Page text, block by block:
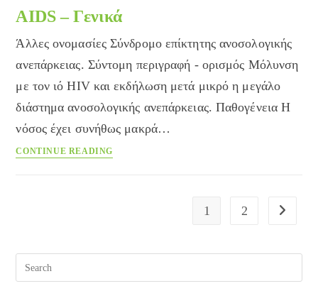
Σκνίπες
AIDS – Γενικά
Άλλες ονομασίες Σύνδρομο επίκτητης ανοσολογικής
ανεπάρκειας. Σύντομη περιγραφή - ορισμός Μόλυνση
με τον ιό HIV και εκδήλωση μετά μικρό η μεγάλο
διάστημα ανοσολογικής ανεπάρκειας. Παθογένεια Η
νόσος έχει συνήθως μακρά…
CONTINUE READING
1 2 Go to